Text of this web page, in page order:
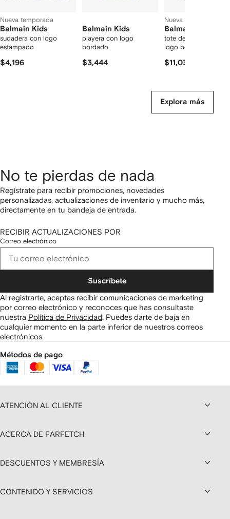
Nueva temporada
Balmain Kids
sudadera con logo
estampado
$4,196
Balmain Kids
playera con logo
bordado
$3,444
Nueva temporada
Balmain Kids
tote de terciopelo
logo bordado
$11,035
Explora más
No te pierdas de nada
Regístrate para recibir promociones, novedades
personalizadas, actualizaciones de inventario y mucho más,
directamente en tu bandeja de entrada.
RECIBIR ACTUALIZACIONES POR
Correo electrónico
Suscríbete
Al registrarte, aceptas recibir comunicaciones de marketing
por correo electrónico y reconoces que has consultaste
nuestra Política de Privacidad Puedes darte de baja en
cualquier momento en la parte inferior de nuestros correos
electrónicos.
Métodos de pago
ATENCIÓN AL CLIENTE
ACERCA DE FARFETCH
DESCUENTOS Y MEMBRESÍA
CONTENIDO Y SERVICIOS